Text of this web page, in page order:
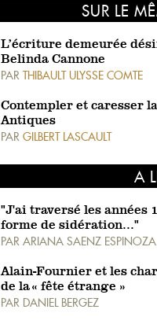
SUR LE
L’écriture demeurée
Belinda Cannone
PAR THIBAULT ULYSSE COMTE
Contempler et caresser
Antiques
PAR GILBERT LASCAULT
A
"J'ai traversé les années
forme de sidération..."
PAR ARIANA SAENZ ESPINOZA
Alain-Fournier et les
de la « fête étrange »
PAR DANIEL BERGEZ